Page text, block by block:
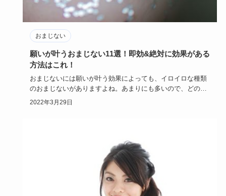
おまじない
願いが叶うおまじない11選！即効&絶対に効果がある
方法はこれ！
おまじないには願いが叶う効果によっても、イロイロな種類
のおまじないがありますよね。あまりにも多いので、どのお
まじないに即効…
2022年3月29日